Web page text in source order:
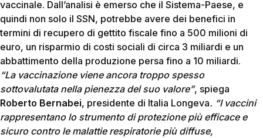
vaccinale. Dall’analisi è emerso che il Sistema-Paese, e
quindi non solo il SSN, potrebbe avere dei benefici in
termini di recupero di gettito fiscale fino a 500 milioni di
euro, un risparmio di costi sociali di circa 3 miliardi e un
abbattimento della produzione persa fino a 10 miliardi.
“La vaccinazione viene ancora troppo spesso
sottovalutata nella pienezza del suo valore”, spiega
Roberto Bernabei, presidente di Italia Longeva. “I vaccini
rappresentano lo strumento di protezione più efficace e
sicuro contro le malattie respiratorie più diffuse,